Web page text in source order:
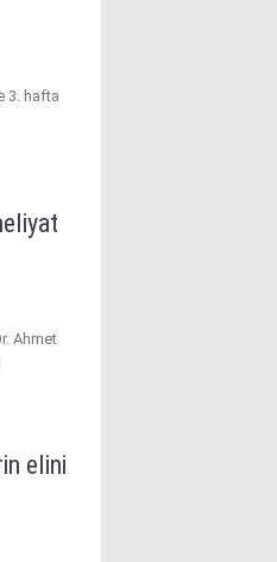
3. hafta
Ahmet
elini